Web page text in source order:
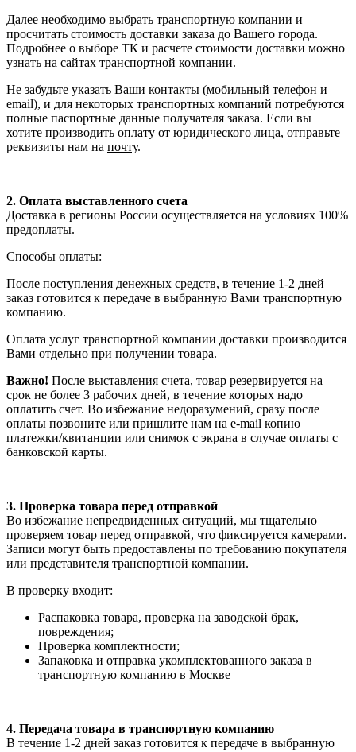
Далее необходимо выбрать транспортную компании и
просчитать стоимость доставки заказа до Вашего города.
Подробнее о выборе ТК и расчете стоимости доставки можно
узнать на сайтах транспортной компании.
Не забудьте указать Ваши контакты (мобильный телефон и
email), и для некоторых транспортных компаний потребуются
полные паспортные данные получателя заказа. Если вы
хотите производить оплату от юридического лица, отправьте
реквизиты нам на почту.
2. Оплата выставленного счета
Доставка в регионы России осуществляется на условиях 100%
предоплаты.
Способы оплаты:
После поступления денежных средств, в течение 1-2 дней
заказ готовится к передаче в выбранную Вами транспортную
компанию.
Оплата услуг транспортной компании доставки производится
Вами отдельно при получении товара.
Важно! После выставления счета, товар резервируется на
срок не более 3 рабочих дней, в течение которых надо
оплатить счет. Во избежание недоразумений, сразу после
оплаты позвоните или пришлите нам на e-mail копию
платежки/квитанции или снимок с экрана в случае оплаты с
банковской карты.
3. Проверка товара перед отправкой
Во избежание непредвиденных ситуаций, мы тщательно
проверяем товар перед отправкой, что фиксируется камерами.
Записи могут быть предоставлены по требованию покупателя
или представителя транспортной компании.
В проверку входит:
Распаковка товара, проверка на заводской брак,
повреждения;
Проверка комплектности;
Запаковка и отправка укомплектованного заказа в
транспортную компанию в Москве
4. Передача товара в транспортную компанию
В течение 1-2 дней заказ готовится к передаче в выбранную